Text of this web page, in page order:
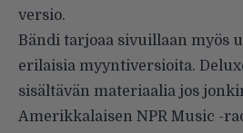
versio.
Bändi tarjoaa sivuillaan myös
erilaisia myyntiversioita.
sisältävän materiaalia jos
Amerikkalaisen NPR Music -